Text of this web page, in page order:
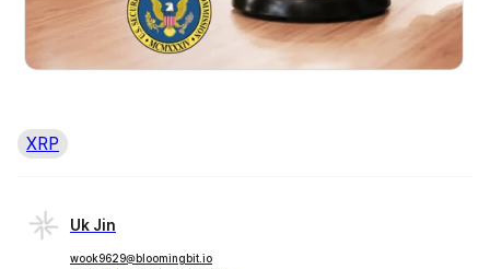
XRP
Uk Jin
wook9629@bloomingbit.io